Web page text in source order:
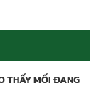
THẤY MỐI ĐANG